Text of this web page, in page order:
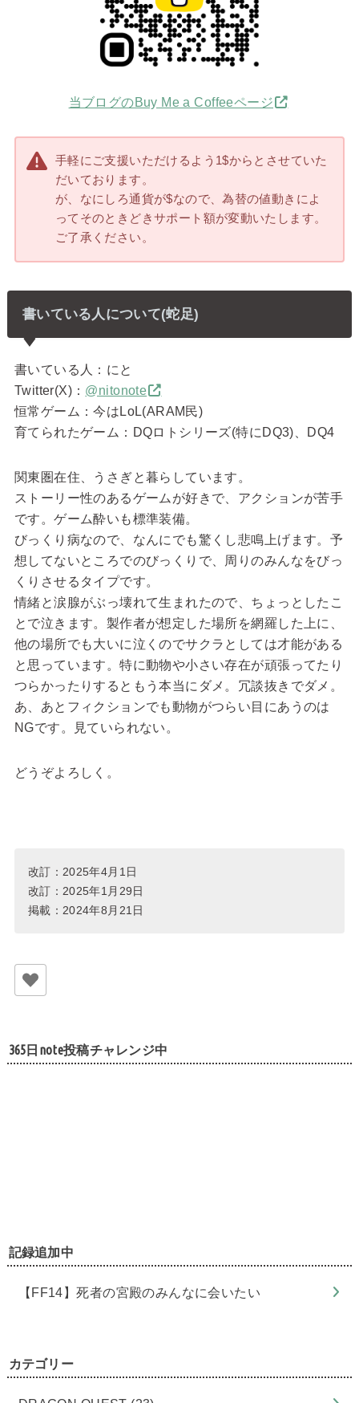
当ブログのBuy Me a Coffeeページ
手軽にご支援いただけるよう1$からとさせていた
だいております。
が、なにしろ通貨が$なので、為替の値動きによ
ってそのときどきサポート額が変動いたします。
ご了承ください。
書いている人について(蛇足)
書いている人：にと
Twitter(X)： @nitonote
恒常ゲーム：今はLoL(ARAM民)
育てられたゲーム：DQロトシリーズ(特にDQ3)、DQ4
関東圏在住、うさぎと暮らしています。
ストーリー性のあるゲームが好きで、アクションが苦手
です。ゲーム酔いも標準装備。
びっくり病なので、なんにでも驚くし悲鳴上げます。予
想してないところでのびっくりで、周りのみんなをびっ
くりさせるタイプです。
情緒と涙腺がぶっ壊れて生まれたので、ちょっとしたこ
とで泣きます。製作者が想定した場所を網羅した上に、
他の場所でも大いに泣くのでサクラとしては才能がある
と思っています。特に動物や小さい存在が頑張ってたり
つらかったりするともう本当にダメ。冗談抜きでダメ。
あ、あとフィクションでも動物がつらい目にあうのは
NGです。見ていられない。
どうぞよろしく。
改訂：2025年4月1日
改訂：2025年1月29日
掲載：2024年8月21日
365日note投稿チャレンジ中
記録追加中
【FF14】死者の宮殿のみんなに会いたい
カテゴリー